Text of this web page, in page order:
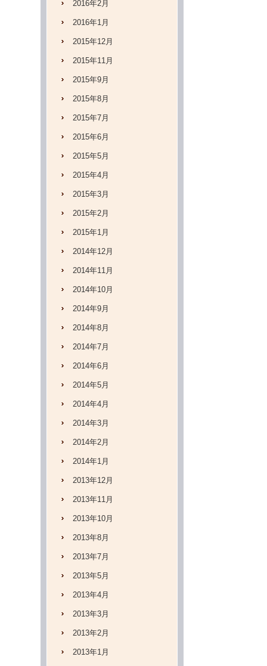
2016年2月
2016年1月
2015年12月
2015年11月
2015年9月
2015年8月
2015年7月
2015年6月
2015年5月
2015年4月
2015年3月
2015年2月
2015年1月
2014年12月
2014年11月
2014年10月
2014年9月
2014年8月
2014年7月
2014年6月
2014年5月
2014年4月
2014年3月
2014年2月
2014年1月
2013年12月
2013年11月
2013年10月
2013年8月
2013年7月
2013年5月
2013年4月
2013年3月
2013年2月
2013年1月